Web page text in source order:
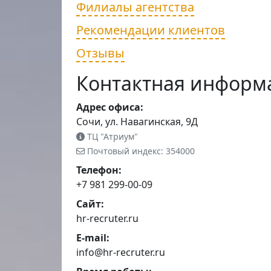
Филиалы агентства
Рекомендации клиентов
Отзывы
Контактная
Адрес офиса:
Сочи, ул. Навагинская, 9Д
ТЦ "Атриум"
Почтовый индекс: 354000
Телефон:
+7 981 299-00-09
Сайт:
hr-recruter.ru
E-mail:
info@hr-recruter.ru